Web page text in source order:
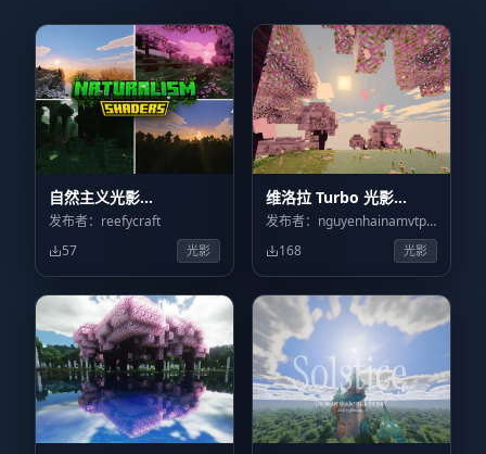
自然主义光影
Naturalism Shaders
发布者：reefycraft
57
光影
维洛拉 Turbo 光影
Velora shader turbo
发布者：nguyenhainamvtpt74
168
光影